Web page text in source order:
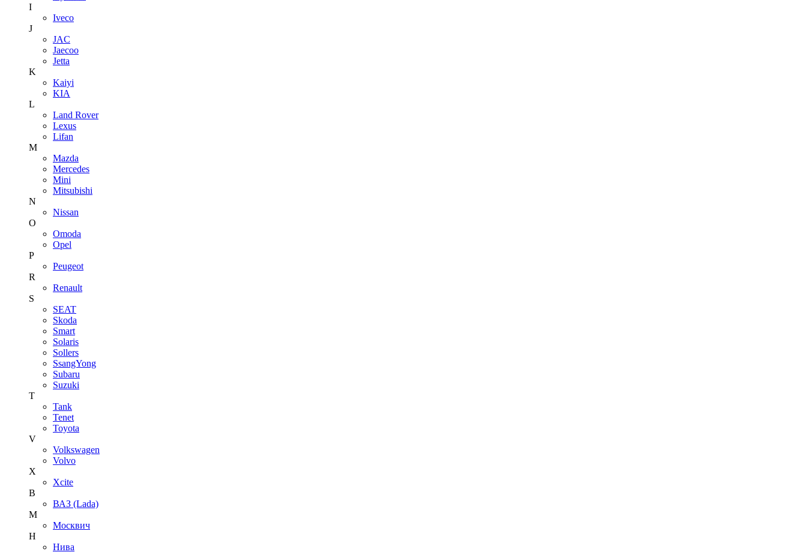
I
Iveco
J
JAC
Jaecoo
Jetta
K
Kaiyi
KIA
L
Land Rover
Lexus
Lifan
M
Mazda
Mercedes
Mini
Mitsubishi
N
Nissan
O
Omoda
Opel
P
Peugeot
R
Renault
S
SEAT
Skoda
Smart
Solaris
Sollers
SsangYong
Subaru
Suzuki
T
Tank
Tenet
Toyota
V
Volkswagen
Volvo
X
Xcite
В
ВАЗ (Lada)
М
Москвич
Н
Нива